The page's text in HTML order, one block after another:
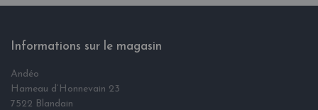
Informations sur le magasin
Andéo
Hameau d‘Honnevain 23
7522 Blandain